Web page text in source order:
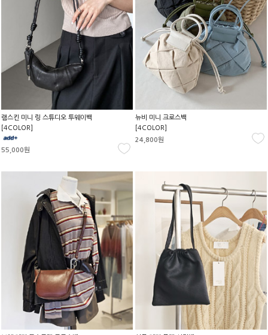
램스킨 미니 링 스튜디오 투웨이백
[4COLOR]
55,000원
뉴비 미니 크로스백
[4COLOR]
24,800원